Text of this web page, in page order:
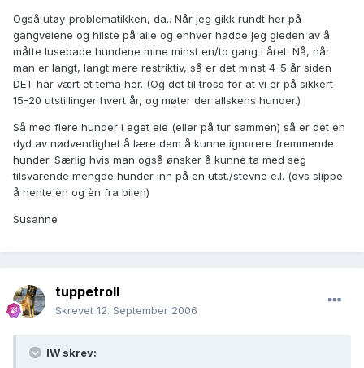
Også utøy-problematikken, da.. Når jeg gikk rundt her på
gangveiene og hilste på alle og enhver hadde jeg gleden av å
måtte lusebade hundene mine minst en/to gang i året. Nå, når
man er langt, langt mere restriktiv, så er det minst 4-5 år siden
DET har vært et tema her. (Og det til tross for at vi er på sikkert
15-20 utstillinger hvert år, og møter der allskens hunder.)
Så med flere hunder i eget eie (eller på tur sammen) så er det en
dyd av nødvendighet å lære dem å kunne ignorere fremmende
hunder. Særlig hvis man også ønsker å kunne ta med seg
tilsvarende mengde hunder inn på en utst./stevne e.l. (dvs slippe
å hente èn og èn fra bilen)
Susanne
tuppetroll
Skrevet 12. September 2006
IW skrev: